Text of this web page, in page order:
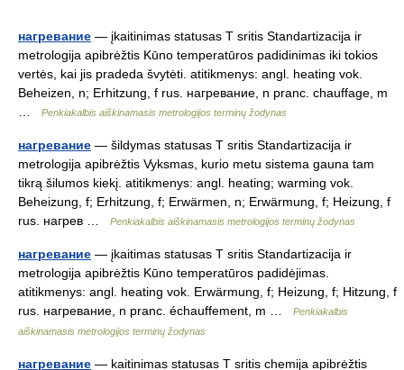
нагревание — įkaitinimas statusas T sritis Standartizacija ir
metrologija apibrėžtis Kūno temperatūros padidinimas iki tokios
vertės, kai jis pradeda švytėti. atitikmenys: angl. heating vok.
Beheizen, n; Erhitzung, f rus. нагревание, n pranc. chauffage, m
Penkiakalbis aiškinamasis metrologijos terminų žodynas
нагревание — šildymas statusas T sritis Standartizacija ir
metrologija apibrėžtis Vyksmas, kurio metu sistema gauna tam
tikrą šilumos kiekį. atitikmenys: angl. heating; warming vok.
Beheizung, f; Erhitzung, f; Erwärmen, n; Erwärmung, f; Heizung, f
rus. нагрев …
Penkiakalbis aiškinamasis metrologijos terminų žodynas
нагревание — įkaitimas statusas T sritis Standartizacija ir
metrologija apibrėžtis Kūno temperatūros padidėjimas.
atitikmenys: angl. heating vok. Erwärmung, f; Heizung, f; Hitzung, f
rus. нагревание, n pranc. échauffement, m …
Penkiakalbis
aiškinamasis metrologijos terminų žodynas
нагревание — kaitinimas statusas T sritis chemija apibrėžtis